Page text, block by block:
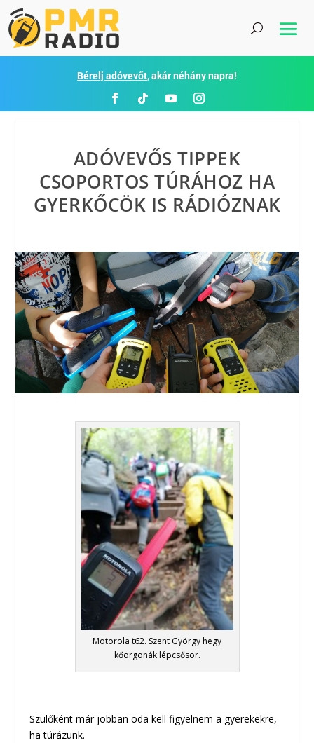
Bérelj adóvevőt, akár néhány napra!
ADÓVEVŐS TIPPEK
CSOPORTOS TÚRÁHOZ HA
GYERKŐCÖK IS RÁDIÓZNAK
Motorola t62. Szent György hegy
kőorgonák lépcsősor.
Szülőként már jobban oda kell figyelnem a gyerekekre,
ha túrázunk.